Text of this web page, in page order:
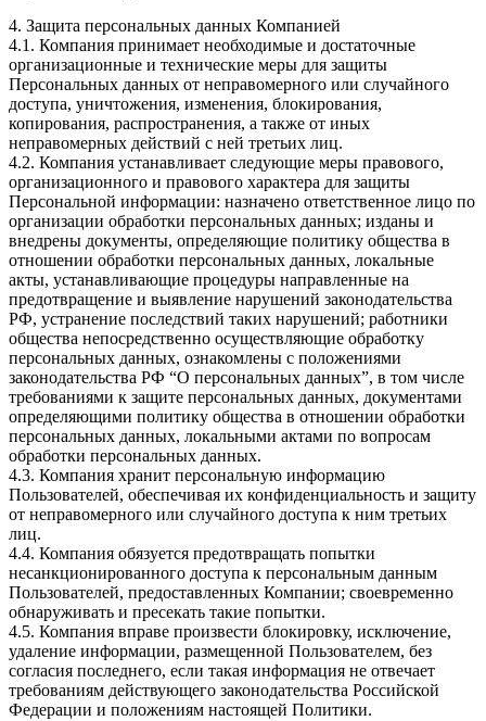
4. Защита персональных данных Компанией
4.1. Компания принимает необходимые и достаточные
организационные и технические меры для защиты
Персональных данных от неправомерного или случайного
доступа, уничтожения, изменения, блокирования,
копирования, распространения, а также от иных
неправомерных действий с ней третьих лиц.
4.2. Компания устанавливает следующие меры правового,
организационного и правового характера для защиты
Персональной информации: назначено ответственное лицо по
организации обработки персональных данных; изданы и
внедрены документы, определяющие политику общества в
отношении обработки персональных данных, локальные
акты, устанавливающие процедуры направленные на
предотвращение и выявление нарушений законодательства
РФ, устранение последствий таких нарушений; работники
общества непосредственно осуществляющие обработку
персональных данных, ознакомлены с положениями
законодательства РФ “О персональных данных”, в том числе
требованиями к защите персональных данных, документами
определяющими политику общества в отношении обработки
персональных данных, локальными актами по вопросам
обработки персональных данных.
4.3. Компания хранит персональную информацию
Пользователей, обеспечивая их конфиденциальность и защиту
от неправомерного или случайного доступа к ним третьих
лиц.
4.4. Компания обязуется предотвращать попытки
несанкционированного доступа к персональным данным
Пользователей, предоставленных Компании; своевременно
обнаруживать и пресекать такие попытки.
4.5. Компания вправе произвести блокировку, исключение,
удаление информации, размещенной Пользователем, без
согласия последнего, если такая информация не отвечает
требованиям действующего законодательства Российской
Федерации и положениям настоящей Политики.